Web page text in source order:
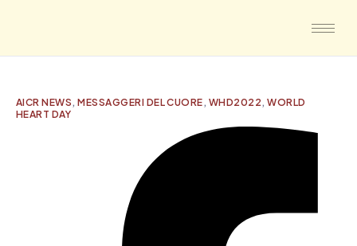
AICR NEWS,MESSAGGERI DEL CUORE, WHD2022,WORLD
HEART DAY